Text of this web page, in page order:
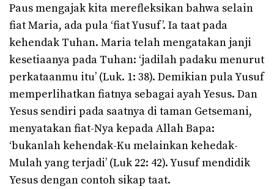
Paus mengajak kita merefleksikan bahwa selain
fiat Maria, ada pula ‘fiat Yusuf’. Ia taat pada
kehendak Tuhan. Maria telah mengatakan janji
kesetiaanya pada Tuhan: ‘jadilah padaku menurut
perkataanmu itu’ (Luk. 1: 38). Demikian pula Yusuf
memperlihatkan fiatnya sebagai ayah Yesus. Dan
Yesus sendiri pada saatnya di taman Getsemani,
menyatakan fiat-Nya kepada Allah Bapa:
‘bukanlah kehendak-Ku melainkan kehedak-
Mulah yang terjadi’ (Luk 22: 42). Yusuf mendidik
Yesus dengan contoh sikap taat.